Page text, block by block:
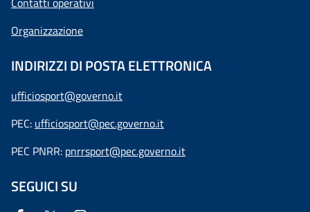
Organizzazione
INDIRIZZI DI POSTA ELETTRONICA
ufficiosport@governo.it
PEC: ufficiosport@pec.governo.it
PEC PNRR: pnrrsport@pec.governo.it
SEGUICI SU